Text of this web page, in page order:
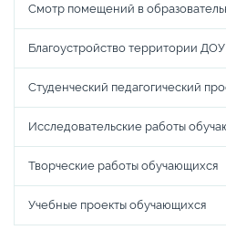
Смотр помещений в
Благоустройство территории ДОУ
Студенческий педагогический
Исследовательские работы
Творческие работы обучающихся
Учебные проекты обучающихся